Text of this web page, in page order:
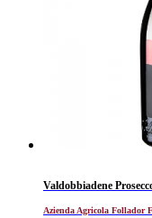
Valdobbiadene
Azienda Agricola Follador